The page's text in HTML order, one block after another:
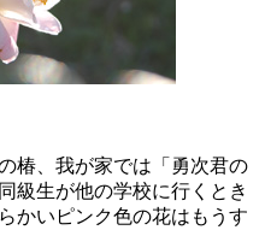
椿、我が家では「勇次君の
級生が他の学校に行くとき
かいピンク色の花はもうす